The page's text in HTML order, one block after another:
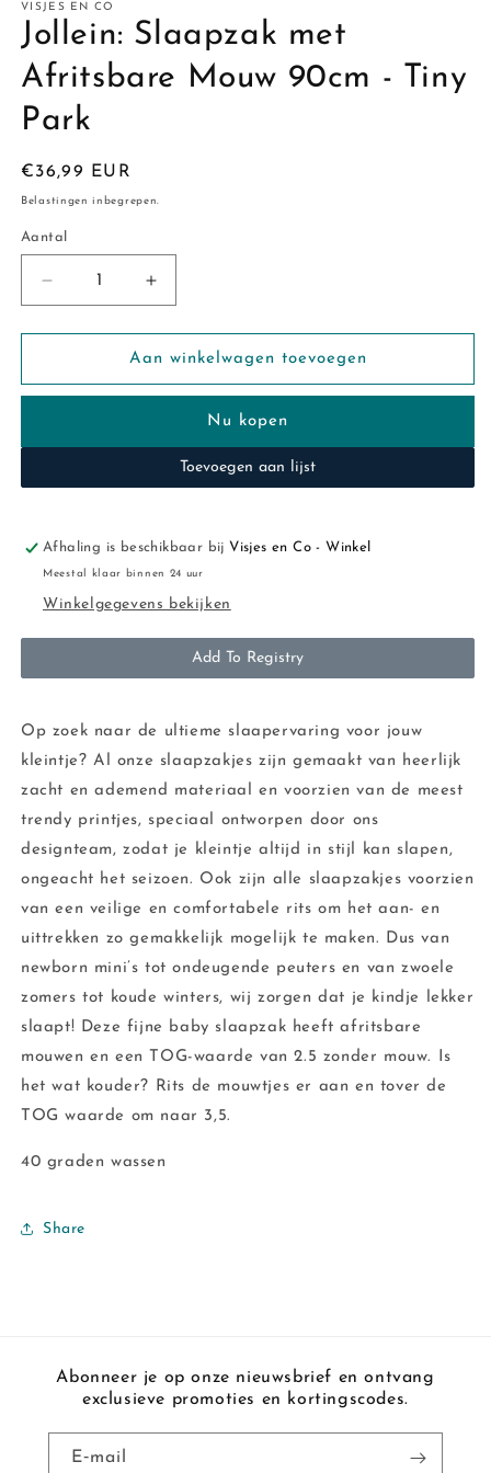
VISJES EN CO
Jollein: Slaapzak met
Afritsbare Mouw 90cm - Tiny
Park
Normale
prijs
€36,99 EUR
Belastingen inbegrepen.
Aantal
Aantal
Aantal
verlagen
voor
Slaapzak
Mouw
Park
Aantal
verhogen
voor
Jollein:
Slaapzak
Afritsbare
Mouw
90cm
Park
Aan winkelwagen toevoegen
Nu kopen
Toevoegen aan lijst
Afhaling is beschikbaar bij Visjes en Co - Winkel
Meestal klaar binnen 24 uur
Winkelgegevens bekijken
Add To Registry
Op zoek naar de ultieme slaapervaring voor jouw
kleintje? Al onze slaapzakjes zijn gemaakt van heerlijk
zacht en ademend materiaal en voorzien van de meest
trendy printjes, speciaal ontworpen door ons
designteam, zodat je kleintje altijd in stijl kan slapen,
ongeacht het seizoen. Ook zijn alle slaapzakjes voorzien
van een veilige en comfortabele rits om het aan- en
uittrekken zo gemakkelijk mogelijk te maken. Dus van
newborn mini’s tot ondeugende peuters en van zwoele
zomers tot koude winters, wij zorgen dat je kindje lekker
slaapt! Deze fijne baby slaapzak heeft afritsbare
mouwen en een TOG-waarde van 2.5 zonder mouw. Is
het wat kouder? Rits de mouwtjes er aan en tover de
TOG waarde om naar 3,5.
40 graden wassen
Share
Abonneer je op onze nieuwsbrief en ontvang
exclusieve promoties en kortingscodes.
E‑mail